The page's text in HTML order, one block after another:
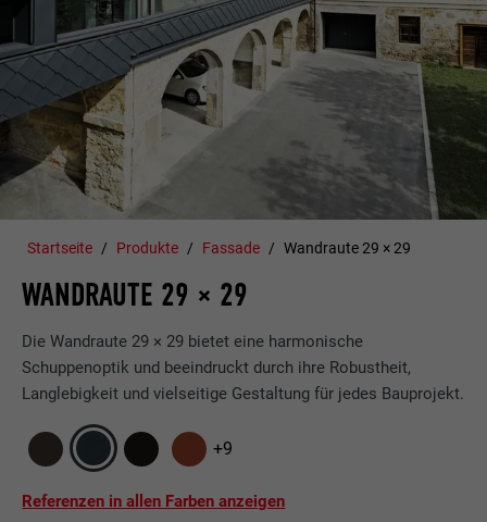
Startseite Produkte Fassade Wandraute 29 × 29
WANDRAUTE 29 × 29
Die Wandraute 29 × 29 bietet eine harmonische
Schuppenoptik und beeindruckt durch ihre Robustheit,
Langlebigkeit und vielseitige Gestaltung für jedes Bauprojekt.
+9
Referenzen in allen Farben anzeigen